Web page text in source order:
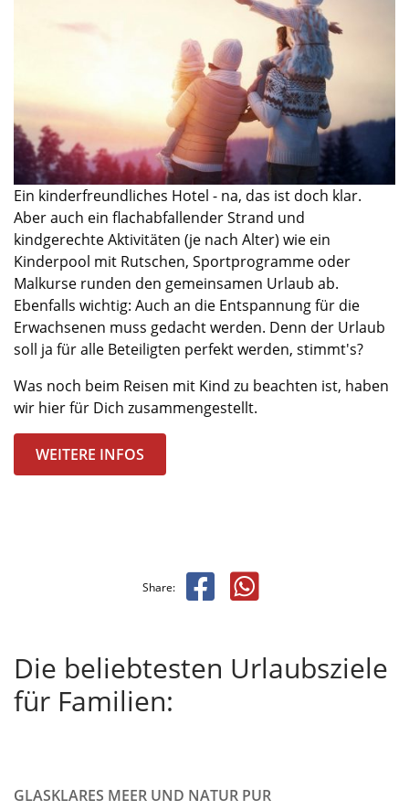
Ein kinderfreundliches Hotel - na, das ist doch klar.
Aber auch ein flachabfallender Strand und
kindgerechte Aktivitäten (je nach Alter) wie ein
Kinderpool mit Rutschen, Sportprogramme oder
Malkurse runden den gemeinsamen Urlaub ab.
Ebenfalls wichtig: Auch an die Entspannung für die
Erwachsenen muss gedacht werden. Denn der Urlaub
soll ja für alle Beteiligten perfekt werden, stimmt's?
Was noch beim Reisen mit Kind zu beachten ist, haben
wir hier für Dich zusammengestellt.
WEITERE INFOS
Share:
Die beliebtesten Urlaubsziele
für Familien:
GLASKLARES MEER UND NATUR PUR